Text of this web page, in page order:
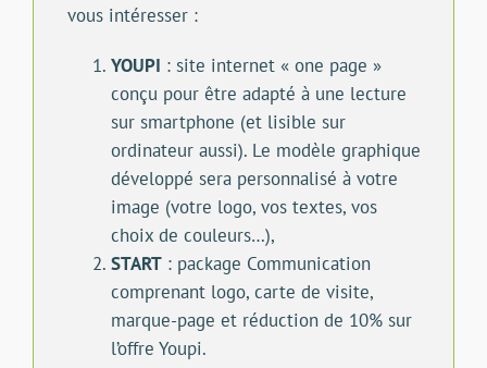
vous intéresser :
YOUPI : site internet « one page »
conçu pour être adapté à une lecture
sur smartphone (et lisible sur
ordinateur aussi). Le modèle graphique
développé sera personnalisé à votre
image (votre logo, vos textes, vos
choix de couleurs…),
START : package Communication
comprenant logo, carte de visite,
marque-page et réduction de 10% sur
l’offre Youpi.